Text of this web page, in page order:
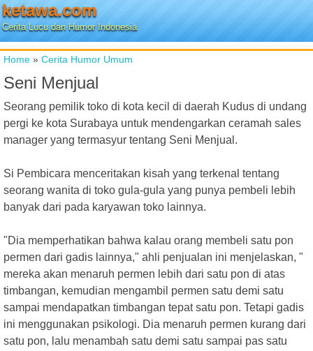
ketawa.com
Cerita Lucu dan Humor Indonesia
Home » Cerita Humor Umum
Seni Menjual
Seorang pemilik toko di kota kecil di daerah Kudus di undang
pergi ke kota Surabaya untuk mendengarkan ceramah sales
manager yang termasyur tentang Seni Menjual.
Si Pembicara menceritakan kisah yang terkenal tentang
seorang wanita di toko gula-gula yang punya pembeli lebih
banyak dari pada karyawan toko lainnya.
"Dia memperhatikan bahwa kalau orang membeli satu pon
permen dari gadis lainnya," ahli penjualan ini menjelaskan, "
mereka akan menaruh permen lebih dari satu pon di atas
timbangan, kemudian mengambil permen satu demi satu
sampai mendapatkan timbangan tepat satu pon. Tetapi gadis
ini menggunakan psikologi. Dia menaruh permen kurang dari
satu pon, lalu menambah satu demi satu sampai pas satu